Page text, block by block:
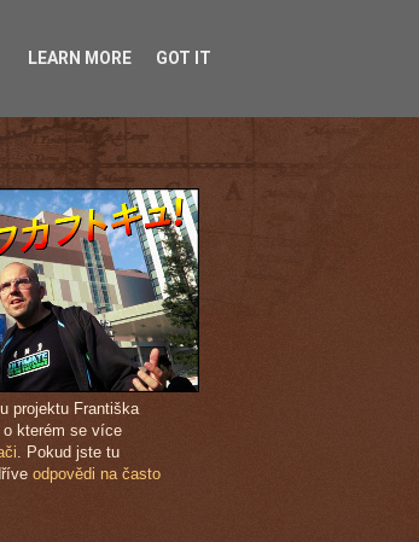
projektu Františka
o kterém se více
. Pokud jste tu
odpovědi na často
LEARN MORE GOT IT